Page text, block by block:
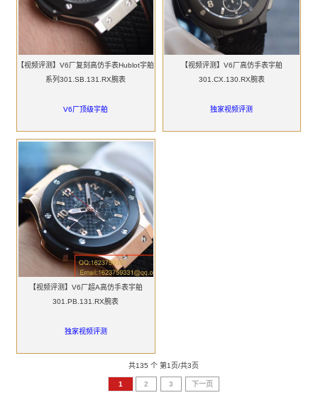
【视频评测】V6厂复刻高仿手表Hublot宇舶
系列301.SB.131.RX腕表
V6厂顶级宇舶
【视频评测】V6厂高仿手表宇舶
301.CX.130.RX腕表
独家视频评测
【视频评测】V6厂超A高仿手表宇舶
301.PB.131.RX腕表
独家视频评测
共135 个 第1页/共3页
1 2 3 下一页